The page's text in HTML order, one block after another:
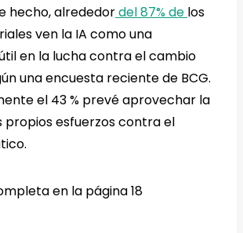
hecho, alrededordel 87% de los
ven la IA como una
en la lucha contra el cambio
una encuesta reciente de BCG.
el 43 % prevé aprovechar la
propios esfuerzos contra el
en la página 18